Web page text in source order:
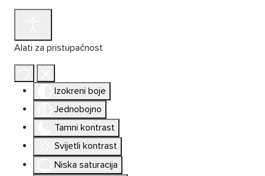
Alati za pristupačnost
Izokreni boje
Jednobojno
Tamni kontrast
Svijetli kontrast
Niska saturacija